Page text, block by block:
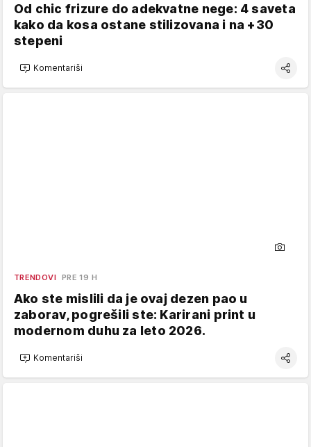
Od chic frizure do adekvatne nege: 4 saveta
kako da kosa ostane stilizovana i na +30
stepeni
Komentariši
TRENDOVI PRE 19 H
Ako ste mislili da je ovaj dezen pao u
zaborav, pogrešili ste: Karirani print u
modernom duhu za leto 2026.
Komentariši